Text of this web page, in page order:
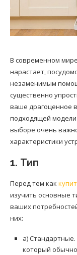
В современном
нарастает,
незаменимым
существенно
ваше драгоценное
подходящей
выборе очень
характеристики
1. Тип
Перед тем как
изучить основные
ваших
них:
а)
который